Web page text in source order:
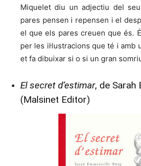
Miquelet diu un adjectiu del
pares pensen i repensen i el
el que els pares creuen que és.
per les il·lustracions que té i amb
et fa dibuixar si o si un gran
El secret d’estimar, de Sarah
(Malsinet Editor)